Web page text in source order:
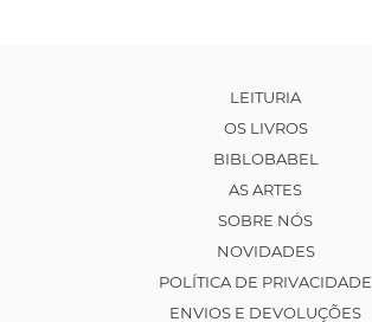
LEITURIA
OS LIVROS
BIBLOBABEL
AS ARTES
SOBRE NÓS
NOVIDADES
POLÍTICA DE PRIVACIDADE
ENVIOS E DEVOLUÇÕES